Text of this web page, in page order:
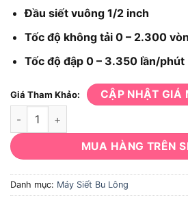
Đầu siết vuông 1/2 inch
Tốc độ không tải 0 – 2.300
Tốc độ đập 0 – 3.350 lần/phút
Giá Tham Khảo: CẬP NHẬT GIÁ
Máy siết bu lông Total TIWLI2001 số
MUA HÀNG TRÊN
Danh mục: Máy Siết Bu Lông